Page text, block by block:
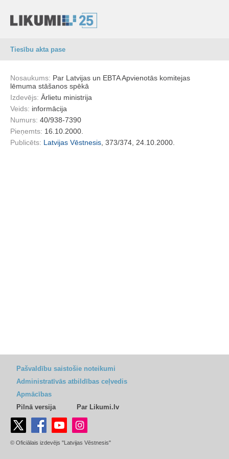
Tiesību akta pase
Nosaukums: Par Latvijas un EBTA Apvienotās komitejas
lēmuma stāšanos spēkā
Izdevējs: Ārlietu ministrija
Veids: informācija
Numurs: 40/938-7390
Pieņemts: 16.10.2000.
Publicēts: Latvijas Vēstnesis , 373/374, 24.10.2000.
Pašvaldību saistošie noteikumi
Administratīvās atbildības ceļvedis
Apmācības
Pilnā versija
Par Likumi.lv
© Oficiālais izdevējs "Latvijas Vēstnesis"